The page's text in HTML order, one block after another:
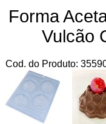
Forma
Vulcão
Cod. do Produto: